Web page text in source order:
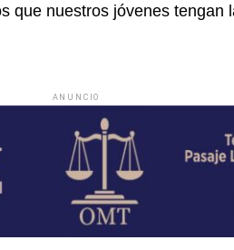
que nuestros jóvenes tengan
ANUNCIO